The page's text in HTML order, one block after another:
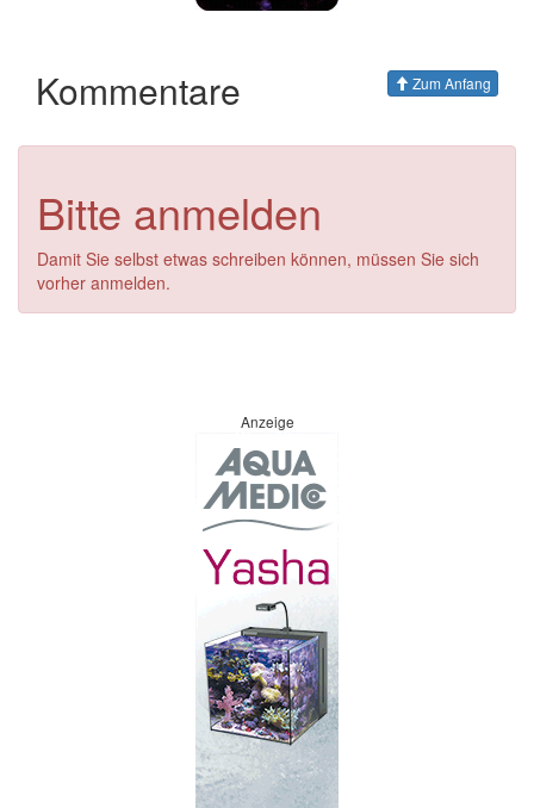
Kommentare Zum Anfang
Bitte anmelden
Damit Sie selbst etwas schreiben können, müssen Sie sich
vorher anmelden.
Anzeige